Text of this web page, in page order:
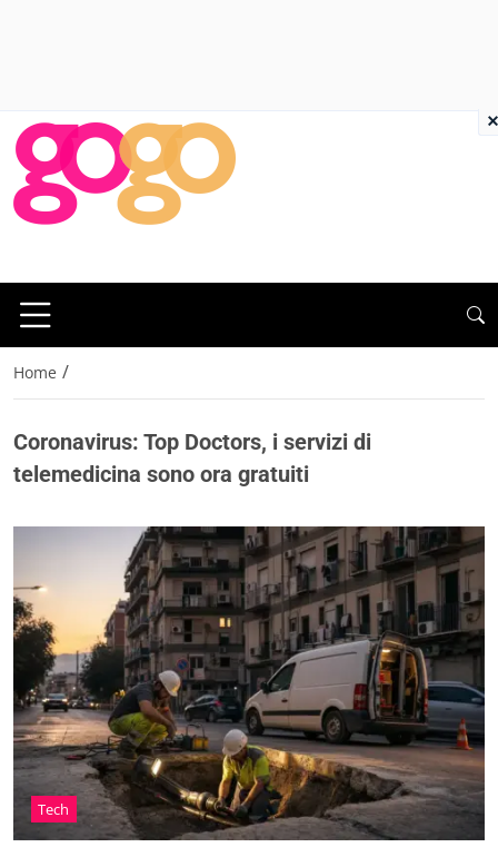
Home /
Coronavirus: Top Doctors, i servizi di
telemedicina sono ora gratuiti
Tech
×